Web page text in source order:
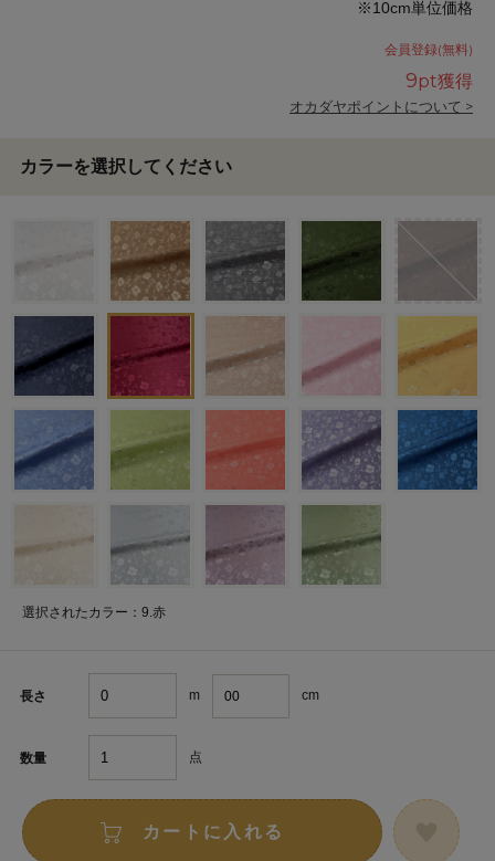
※10cm単位価格
会員登録(無料)
9pt獲得
オカダヤポイントについて >
カラーを選択してください
選択されたカラー：9.赤
長さ m cm
数量 点
カートに入れる